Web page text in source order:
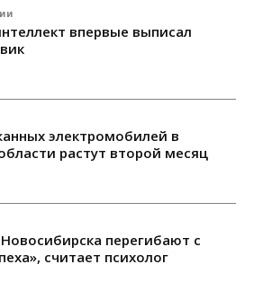
впервые выписал
электромобилей в
растут второй месяц
перегибают с
считает психолог